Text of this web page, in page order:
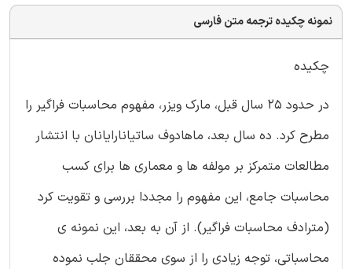
نمونه چکیده ترجمه متن فارسی
چکیده
در حدود 25 سال قبل، مارک ویزر، مفهوم محاسبات فراگیر را
مطرح کرد. ده سال بعد، ماهادوف ساتیانارایانان با انتشار
مطالعات متمرکز بر مولفه ها و معماری ها برای کسب
محاسبات جامع، این مفهوم را مجددا بررسی و تقویت کرد
(مترادف محاسبات فراگیر). از آن به بعد، این نمونه ی
محاسباتی، توجه زیادی را از سوی محققان جلب نموده